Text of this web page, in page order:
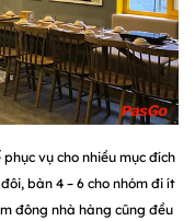
vụ cho nhiều mục đích
bàn 4 – 6 cho nhóm đi ít
đông nhà hàng cũng đều